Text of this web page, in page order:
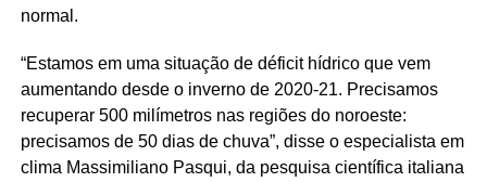
normal.
“Estamos em uma situação de déficit hídrico que vem
aumentando desde o inverno de 2020-21. Precisamos
recuperar 500 milímetros nas regiões do noroeste:
precisamos de 50 dias de chuva”, disse o especialista em
clima Massimiliano Pasqui, da pesquisa científica italiana